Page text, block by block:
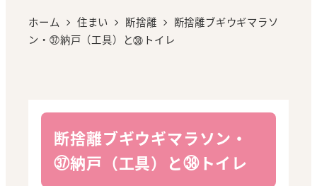
ホーム 住まい 断捨離
断捨離ブギウギマラソ
ン・㊲納戸（工具）と㊳トイレ
断捨離ブギウギマラソン・
㊲納戸（工具）と㊳トイレ